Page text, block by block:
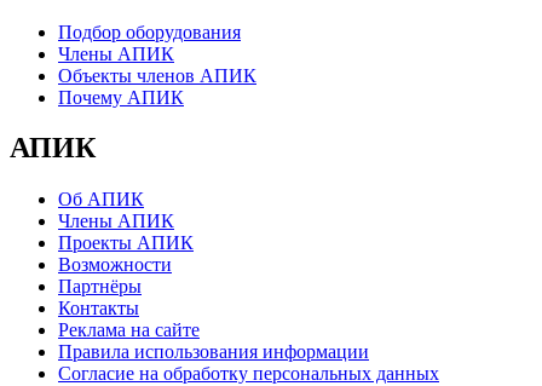
Подбор оборудования
Члены АПИК
Объекты членов АПИК
Почему АПИК
АПИК
Об АПИК
Члены АПИК
Проекты АПИК
Возможности
Партнёры
Контакты
Реклама на сайте
Правила использования информации
Согласие на обработку персональных данных